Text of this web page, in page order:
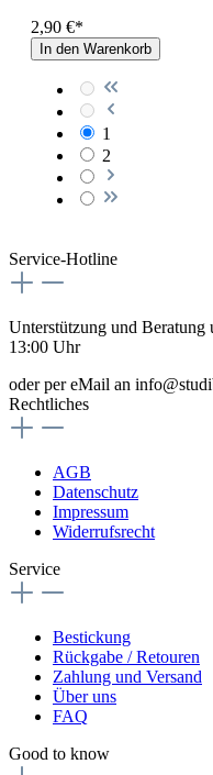
2,90 €*
In den Warenkorb
1
2
Service-Hotline
Unterstützung und Beratung
13:00 Uhr
oder per eMail an
Rechtliches
AGB
Datenschutz
Impressum
Widerrufsrecht
Service
Bestickung
Rückgabe / Retouren
Zahlung und Versand
Über uns
FAQ
Good to know